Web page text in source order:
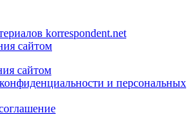
korrespondent.net
сайтом
сайтом
и персональных